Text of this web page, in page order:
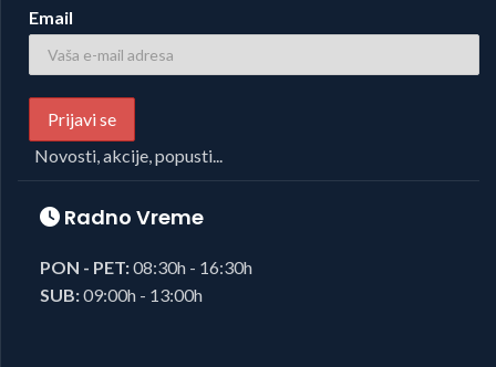
Email
Novosti, akcije, popusti...
Radno Vreme
PON - PET:08:30h - 16:30h
SUB:09:00h - 13:00h